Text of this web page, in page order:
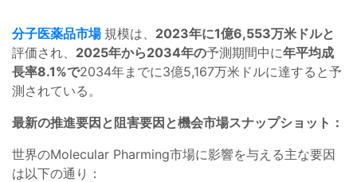
分子医薬品市場 規模は、 2023年に1億6,553万米ドルと
評価され、 2025年から2034年の予測期間中に年平均成
長率8.1%で2034年までに3億5,167万米ドルに達すると予
測されている。
最新の推進要因と阻害要因と機会市場スナップショット：
世界のMolecular Pharming市場に影響を与える主な要因
は以下の通り：